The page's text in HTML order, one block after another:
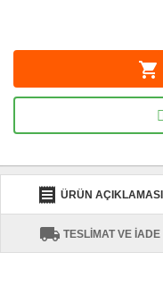
shopping_cart
receipt ÜRÜN AÇIKLAMASI
local_shipping TESLİMAT VE İADE